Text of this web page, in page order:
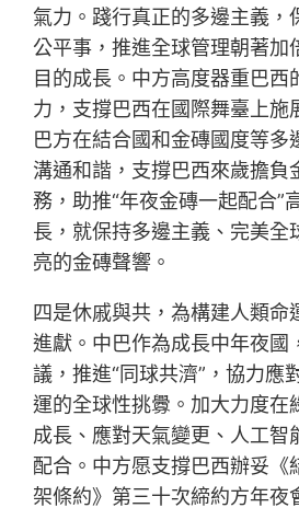
氣力。踐行真正的多邊主義，
公平事，推進全球管理朝著加
目的成長。中方高度器重巴西
力，支撐巴西在國際舞臺上施
巴方在結合國和金磚國度等多
溝通和諧，支撐巴西來歲擔負
務，助推“年夜金磚一起配合”
長，就保持多邊主義、完美全
亮的金磚聲響。
四是休戚與共，為構建人類命
進獻。中巴作為成長中年夜國
議，推進“同球共濟”，協力應
運的全球性挑釁。加大力度在
成長、應對天氣變更、人工智
配合。中方愿支撐巴西辦妥《
架條約》第三十次締約方年夜